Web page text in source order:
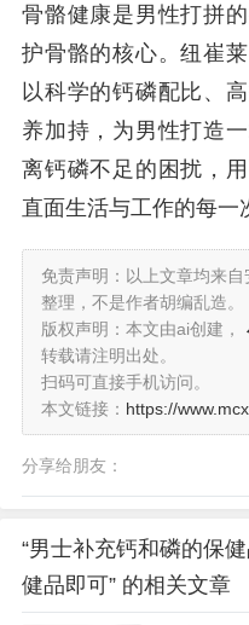
骨骼健康是男性打拼
护骨骼的核心。纽崔
以科学的钙磷配比、
养加持，为男性打造
离钙磷不足的困扰，
直面生活与工作的每一
免责声明：以上文章均来
整理，不是作者胡编乱造。
版权声明：本文由ai创建，
转载请注明出处。
扫码可直接手机访问。
本文链接： https://
分享给朋友：
“男士补充钙和磷的保
健品即可” 的相关文章